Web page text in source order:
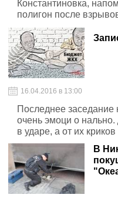
Константиновка,
полигон после
региональной трассы.
16.04.2016 в 13:00
Последнее
очень эмоци о
в ударе, а от их
В